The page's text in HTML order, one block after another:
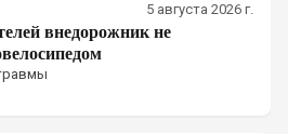
5 августа 2026 г.
внедорожник не